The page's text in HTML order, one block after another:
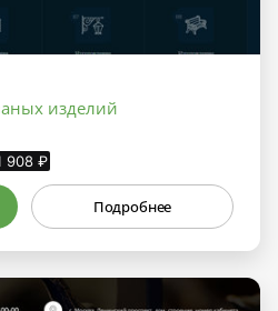
изделий
908 ₽
Подробнее